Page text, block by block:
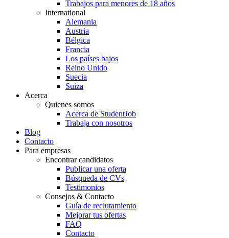
Trabajos para menores de 18 años
International
Alemania
Austria
Bélgica
Francia
Los países bajos
Reino Unido
Suecia
Suiza
Acerca
Quienes somos
Acerca de StudentJob
Trabaja con nosotros
Blog
Contacto
Para empresas
Encontrar candidatos
Publicar una oferta
Búsqueda de CVs
Testimonios
Consejos & Contacto
Guía de reclutamiento
Mejorar tus ofertas
FAQ
Contacto